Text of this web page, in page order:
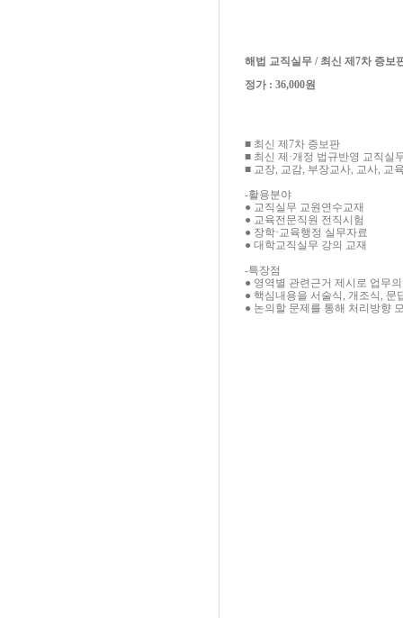
해법 교직실무 / 최신 제7차 증보
정가 : 36,000원
■ 최신 제7차 증보판
■ 최신 제·개정 법규반영 교직실
■ 교장, 교감, 부장교사, 교사, 교
-활용분야
● 교직실무 교원연수교재
● 교육전문직원 전직시험
● 장학·교육행정 실무자료
● 대학교직실무 강의 교재
-특장점
● 영역별 관련근거 제시로 업무
● 핵심내용을 서술식, 개조식, 문
● 논의할 문제를 통해 처리방향